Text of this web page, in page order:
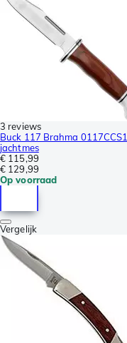
3 reviews
Buck 117 Brahma
jachtmes
€ 115,99
€ 129,99
Op voorraad
Vergelijk